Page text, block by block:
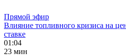
Прямой эфир
Влияние топливного кризиса на
ставке
01:04
23 мин